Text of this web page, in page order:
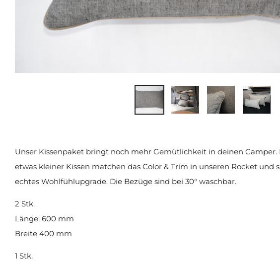
Unser Kissenpaket bringt noch mehr Gemütlichkeit in deinen Camper.
etwas kleiner Kissen matchen das Color & Trim in unseren Rocket und
echtes Wohlfühlupgrade. Die Bezüge sind bei 30° waschbar.
2 Stk.
Länge: 600 mm
Breite 400 mm
1 Stk.